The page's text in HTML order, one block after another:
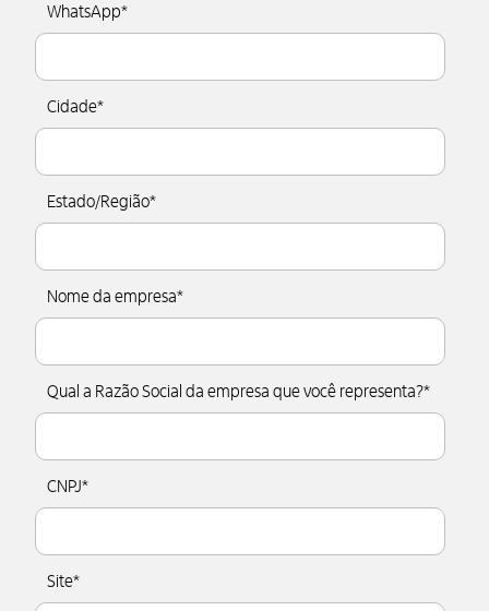
WhatsApp*
Cidade*
Estado/Região*
Nome da empresa*
Qual a Razão Social da empresa que você representa?*
CNPJ*
Site*